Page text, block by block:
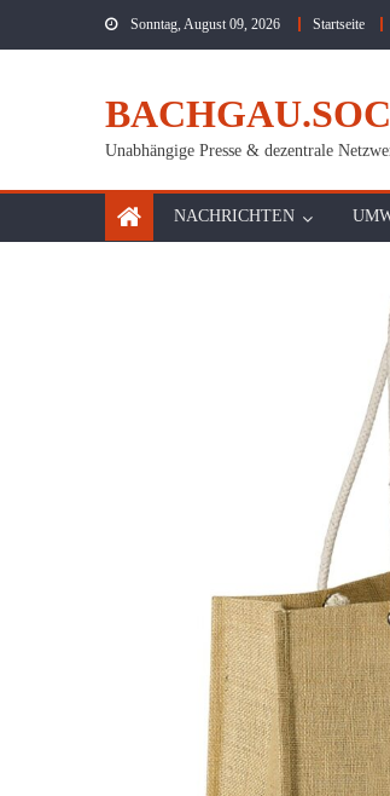
Sonntag, August 09, 2026 Startseite
Unabhängige Presse & dezentrale
NACHRICHTEN